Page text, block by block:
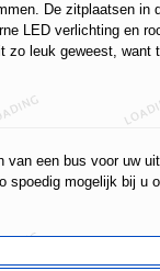
De zitplaatsen
LED verlichting en
zo leuk geweest, want
van een bus voor uw
spoedig mogelijk bij u